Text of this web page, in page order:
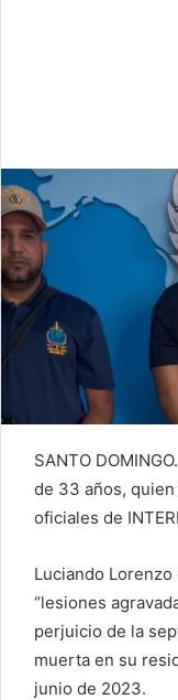
SANTO
de 33 años,
oficiales de
Luciando
“lesiones
perjuicio de la
muerta en su
junio de 2023.